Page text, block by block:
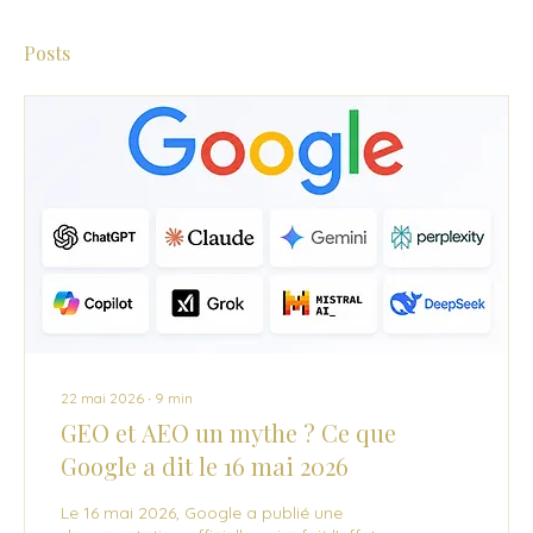
Posts
22 mai 2026 ∙ 9 min
GEO et AEO un mythe ? Ce que
Google a dit le 16 mai 2026
Le 16 mai 2026, Google a publié une